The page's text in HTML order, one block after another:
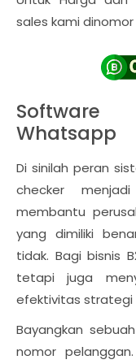
sales kami
Whatsapp
Di sinilah peran
checker
membantu
yang dimiliki
tidak. Bagi bisnis
tetapi juga
efektivitas strategi
Bayangkan
nomor